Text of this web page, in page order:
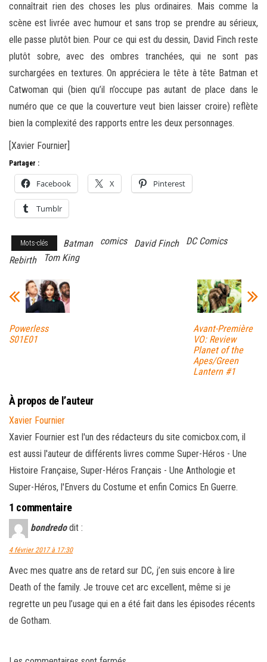
connaîtrait rien des choses les plus ordinaires. Mais comme la
scène est livrée avec humour et sans trop se prendre au sérieux,
elle passe plutôt bien. Pour ce qui est du dessin, David Finch reste
plutôt sobre, avec des ombres tranchées, qui ne sont pas
surchargées en textures. On appréciera le tête à tête Batman et
Catwoman qui (bien qu’il n’occupe pas autant de place dans le
numéro que ce que la couverture veut bien laisser croire) reflète
bien la complexité des rapports entre les deux personnages.
[Xavier Fournier]
Partager :
Facebook X Pinterest
Tumblr
Mots-clés Batman comics David Finch
DC Comics
Rebirth
Tom King
Powerless
S01E01
Avant-Première
VO: Review
Planet of the
Apes/Green
Lantern #1
À propos de l’auteur
Xavier Fournier
Xavier Fournier est l'un des rédacteurs du site comicbox.com, il
est aussi l'auteur de différents livres comme Super-Héros - Une
Histoire Française, Super-Héros Français - Une Anthologie et
Super-Héros, l'Envers du Costume et enfin Comics En Guerre.
1 commentaire
bondredo dit :
4 février 2017 à 17:30
Avec mes quatre ans de retard sur DC, j’en suis encore à lire
Death of the family. Je trouve cet arc excellent, même si je
regrette un peu l’usage qui en a été fait dans les épisodes récents
de Gotham.